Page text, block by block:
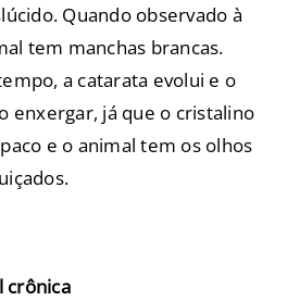
Quando observado à
tem manchas brancas.
a catarata evolui e o
enxergar, já que o cristalino
e o animal tem os olhos
crônica